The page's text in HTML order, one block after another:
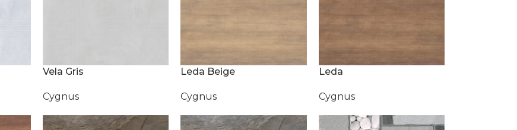
Vela Gris
Cygnus
Leda Beige
Cygnus
Leda
Cygnus